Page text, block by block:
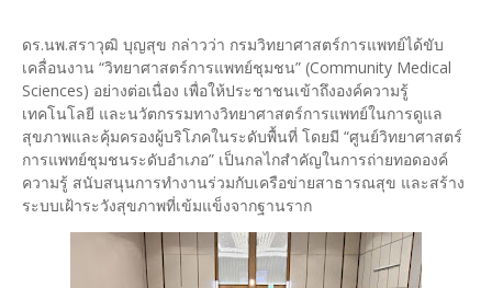
ดร.นพ.สราวุฒิ บุญสุข กล่าวว่า กรมวิทยาศาสตร์การแพทย์ได้ขับ
เคลื่อนงาน “วิทยาศาสตร์การแพทย์ชุมชน” (Community Medical
Sciences) อย่างต่อเนื่อง เพื่อให้ประชาชนเข้าถึงองค์ความรู้
เทคโนโลยี และนวัตกรรมทางวิทยาศาสตร์การแพทย์ในการดูแล
สุขภาพและคุ้มครองผู้บริโภคในระดับพื้นที่ โดยมี “ศูนย์วิทยาศาสตร์
การแพทย์ชุมชนระดับอำเภอ” เป็นกลไกสำคัญในการถ่ายทอดองค์
ความรู้ สนับสนุนการทำงานร่วมกับเครือข่ายสาธารณสุข และสร้าง
ระบบเฝ้าระวังสุขภาพที่เข้มแข็งจากฐานราก